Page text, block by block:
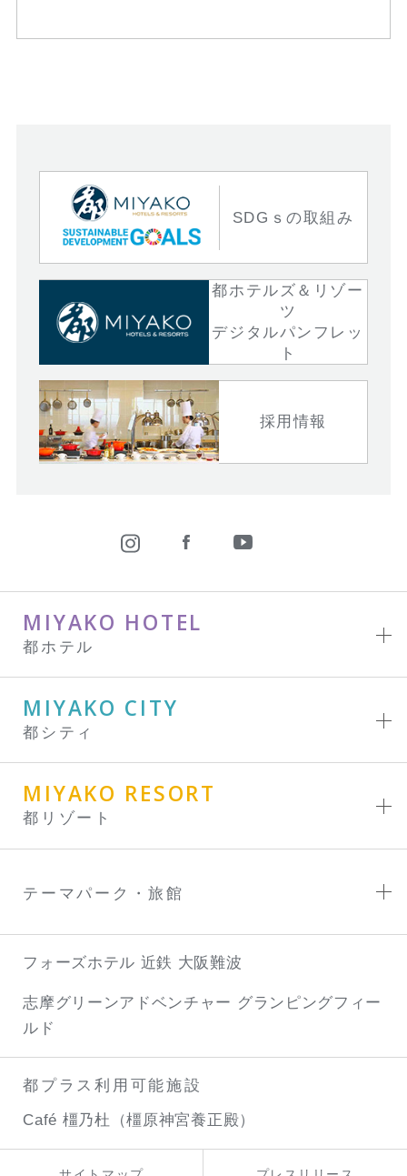
SDGｓの取組み
都ホテルズ＆リゾー
ツ
デジタルパンフレッ
ト
採用情報
MIYAKO HOTEL
都ホテル
MIYAKO CITY
都シティ
MIYAKO RESORT
都リゾート
テーマパーク・旅館
フォーズホテル 近鉄 大阪難波
志摩グリーンアドベンチャー グランピングフィー
ルド
都プラス利用可能施設
Café 橿乃杜（橿原神宮養正殿）